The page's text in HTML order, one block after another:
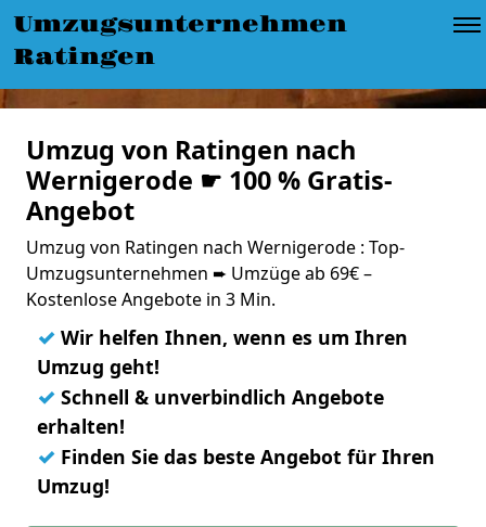
Umzugsunternehmen
Ratingen
Umzug von Ratingen nach
Wernigerode ☛ 100 % Gratis-
Angebot
Umzug von Ratingen nach Wernigerode : Top-
Umzugsunternehmen ➨ Umzüge ab 69€ –
Kostenlose Angebote in 3 Min.
✓ Wir helfen Ihnen, wenn es um Ihren
Umzug geht!
✓ Schnell & unverbindlich Angebote
erhalten!
✓ Finden Sie das beste Angebot für Ihren
Umzug!